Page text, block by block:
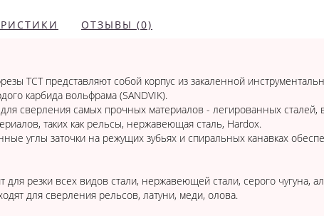
ОТЗЫВЫ (0)
TCT представляют собой корпус из закаленной
карбида вольфрама (SANDVIK).
сверления самых прочных материалов - легированных сталей,
таких как рельсы, нержавеющая сталь, Hardox.
углы заточки на режущих зубьях и спиральных канавках
для резки всех видов стали, нержавеющей стали, серого чугуна,
для сверления рельсов, латуни, меди, олова.